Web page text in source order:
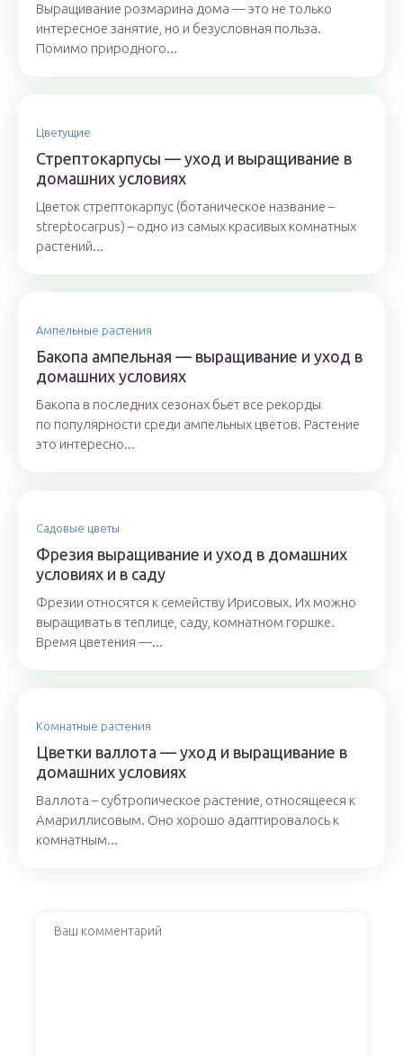
Выращивание розмарина дома — это не только
интересное занятие, но и безусловная польза.
Помимо природного...
Цветущие
Стрептокарпусы — уход и выращивание в
домашних условиях
Цветок стрептокарпус (ботаническое название –
streptocarpus) – одно из самых красивых комнатных
растений...
Ампельные растения
Бакопа ампельная — выращивание и уход в
домашних условиях
Бакопа в последних сезонах бьет все рекорды
по популярности среди ампельных цветов. Растение
это интересно...
Садовые цветы
Фрезия выращивание и уход в домашних
условиях и в саду
Фрезии относятся к семейству Ирисовых. Их можно
выращивать в теплице, саду, комнатном горшке.
Время цветения —...
Комнатные растения
Цветки валлота — уход и выращивание в
домашних условиях
Валлота – субтропическое растение, относящееся к
Амариллисовым. Оно хорошо адаптировалось к
комнатным...